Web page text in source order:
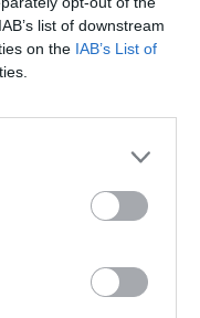
list of downstream
on the IAB’s List of
visszanyert lendülete
EUR/HUF: 249,70-
előfizetéses